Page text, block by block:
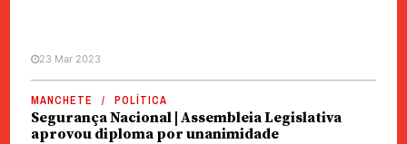
23 Mar 2023
MANCHETE POLÍTICA
Segurança Nacional | Assembleia Legislativa
aprovou diploma por unanimidade